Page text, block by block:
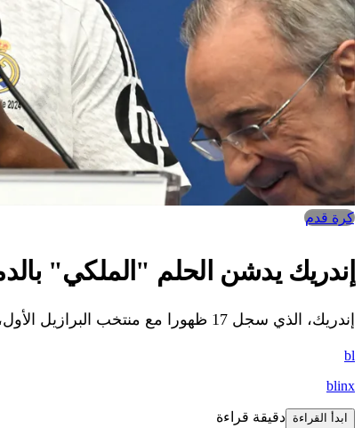
كرة قدم
إندريك يدشن الحلم "الملكي"
إندريك، الذي سجل 17 ظهورا مع منتخب البرازيل الأول، وصف توقيعه لريال مدريد بأنه حلم تحقق أخيرا.
bl
blinx
ابدأ القراءة دقيقة قراءة